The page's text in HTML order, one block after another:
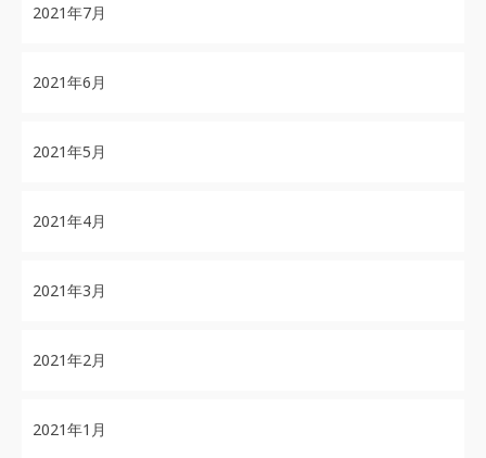
2021年7月
2021年6月
2021年5月
2021年4月
2021年3月
2021年2月
2021年1月